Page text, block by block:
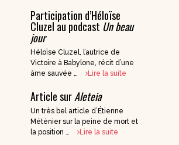
Participation d’Héloïse
Cluzel au podcast Un beau
jour
Héloïse Cluzel, l’autrice de
Victoire à Babylone, récit d’une
âme sauvée …
Lire la suite
Article surAleteia
Un très bel article d’Étienne
Méténier sur la peine de mort et
la position …
Lire la suite